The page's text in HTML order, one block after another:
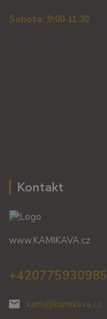
Sobota: 9:00-11:30
Kontakt
www.KAMIKAVA.cz
+420775930985
kami@kamikava.cz